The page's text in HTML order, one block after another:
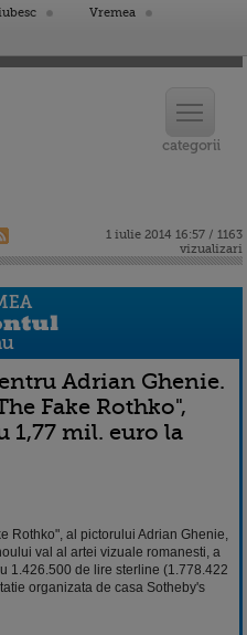
Vremea
1 iulie 2014 16:57 / 1163
vizualizari
Adrian Ghenie.
Fake Rothko",
1,77 mil. euro la
Rothko", al pictorului Adrian Ghenie,
val al artei vizuale romanesti, a
1.426.500 de lire sterline (1.778.422
organizata de casa Sotheby's